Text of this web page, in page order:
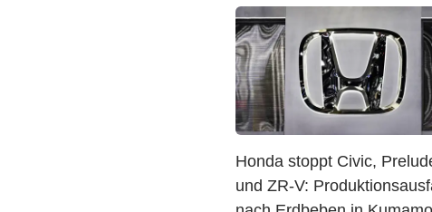
Honda stoppt Civic,
und ZR-V: